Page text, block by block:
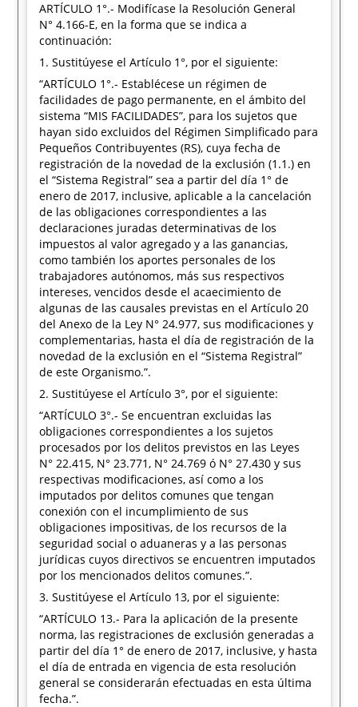
ARTÍCULO 1°.- Modifícase la Resolución General
N° 4.166-E, en la forma que se indica a
continuación:
1. Sustitúyese el Artículo 1°, por el siguiente:
“ARTÍCULO 1°.- Establécese un régimen de
facilidades de pago permanente, en el ámbito del
sistema “MIS FACILIDADES”, para los sujetos que
hayan sido excluidos del Régimen Simplificado para
Pequeños Contribuyentes (RS), cuya fecha de
registración de la novedad de la exclusión (1.1.) en
el “Sistema Registral” sea a partir del día 1° de
enero de 2017, inclusive, aplicable a la cancelación
de las obligaciones correspondientes a las
declaraciones juradas determinativas de los
impuestos al valor agregado y a las ganancias,
como también los aportes personales de los
trabajadores autónomos, más sus respectivos
intereses, vencidos desde el acaecimiento de
algunas de las causales previstas en el Artículo 20
del Anexo de la Ley N° 24.977, sus modificaciones y
complementarias, hasta el día de registración de la
novedad de la exclusión en el “Sistema Registral”
de este Organismo.”.
2. Sustitúyese el Artículo 3°, por el siguiente:
“ARTÍCULO 3°.- Se encuentran excluidas las
obligaciones correspondientes a los sujetos
procesados por los delitos previstos en las Leyes
N° 22.415, N° 23.771, N° 24.769 ó N° 27.430 y sus
respectivas modificaciones, así como a los
imputados por delitos comunes que tengan
conexión con el incumplimiento de sus
obligaciones impositivas, de los recursos de la
seguridad social o aduaneras y a las personas
jurídicas cuyos directivos se encuentren imputados
por los mencionados delitos comunes.”.
3. Sustitúyese el Artículo 13, por el siguiente:
“ARTÍCULO 13.- Para la aplicación de la presente
norma, las registraciones de exclusión generadas a
partir del día 1° de enero de 2017, inclusive, y hasta
el día de entrada en vigencia de esta resolución
general se considerarán efectuadas en esta última
fecha.”.